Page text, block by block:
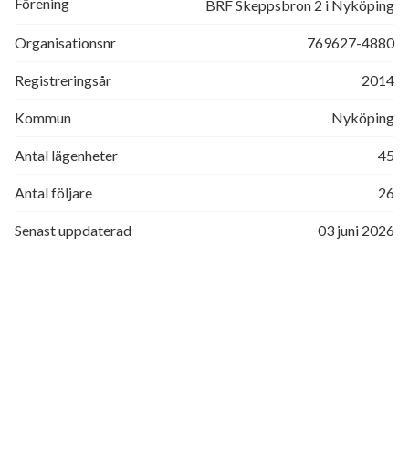
BRF Skeppsbron 2 i Nyköping
Organisationsnr 769627-4880
Registreringsår 2014
Kommun Nyköping
Antal lägenheter 45
Antal följare 26
Senast uppdaterad 03 juni 2026